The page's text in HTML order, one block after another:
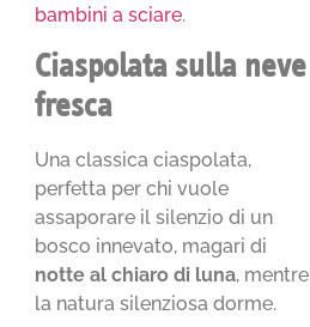
bambini a sciare.
Ciaspolata sulla neve
fresca
Una classica ciaspolata,
perfetta per chi vuole
assaporare il silenzio di un
bosco innevato, magari di
notte al chiaro di luna, mentre
la natura silenziosa dorme.